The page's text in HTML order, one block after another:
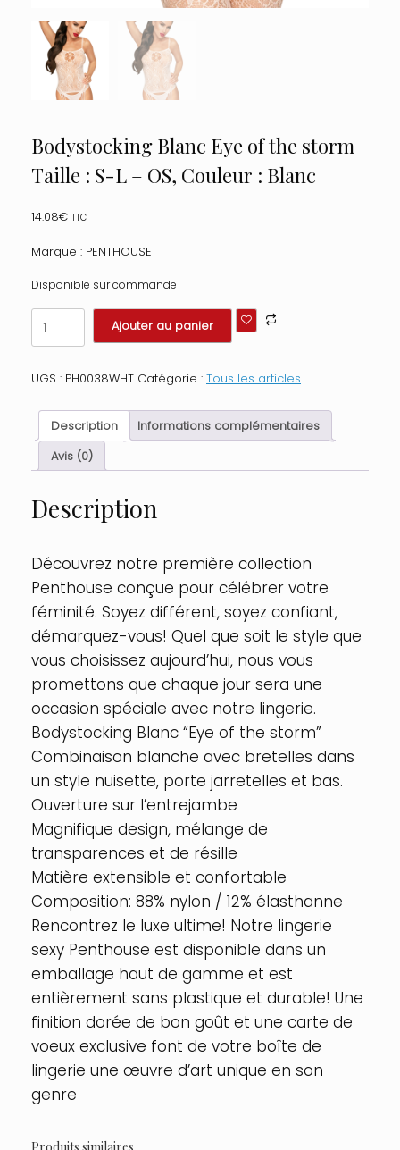
Bodystocking Blanc Eye of the storm
Taille : S-L – OS, Couleur : Blanc
14.08€ TTC
Marque : PENTHOUSE
Disponible sur commande
quantité
de
Bodystocking
Eye
the
storm
Taille
:
L
-
Couleur
Blanc
Ajouter au panier
UGS : PH0038WHT Catégorie : Tous les articles
Description
Informations complémentaires
Avis (0)
Description
Découvrez notre première collection
Penthouse conçue pour célébrer votre
féminité. Soyez différent, soyez confiant,
démarquez-vous! Quel que soit le style que
vous choisissez aujourd’hui, nous vous
promettons que chaque jour sera une
occasion spéciale avec notre lingerie.
Bodystocking Blanc “Eye of the storm”
Combinaison blanche avec bretelles dans
un style nuisette, porte jarretelles et bas.
Ouverture sur l’entrejambe
Magnifique design, mélange de
transparences et de résille
Matière extensible et confortable
Composition: 88% nylon / 12% élasthanne
Rencontrez le luxe ultime! Notre lingerie
sexy Penthouse est disponible dans un
emballage haut de gamme et est
entièrement sans plastique et durable! Une
finition dorée de bon goût et une carte de
voeux exclusive font de votre boîte de
lingerie une œuvre d’art unique en son
genre